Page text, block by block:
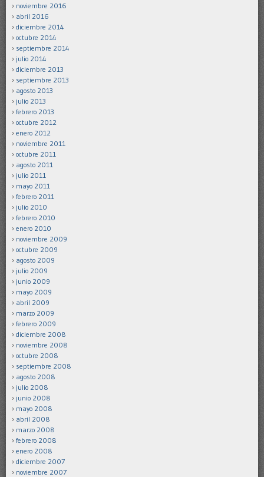
noviembre 2016
abril 2016
diciembre 2014
octubre 2014
septiembre 2014
julio 2014
diciembre 2013
septiembre 2013
agosto 2013
julio 2013
febrero 2013
octubre 2012
enero 2012
noviembre 2011
octubre 2011
agosto 2011
julio 2011
mayo 2011
febrero 2011
julio 2010
febrero 2010
enero 2010
noviembre 2009
octubre 2009
agosto 2009
julio 2009
junio 2009
mayo 2009
abril 2009
marzo 2009
febrero 2009
diciembre 2008
noviembre 2008
octubre 2008
septiembre 2008
agosto 2008
julio 2008
junio 2008
mayo 2008
abril 2008
marzo 2008
febrero 2008
enero 2008
diciembre 2007
noviembre 2007